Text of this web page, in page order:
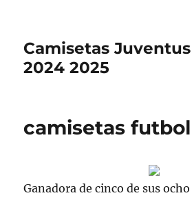
Camisetas
2024 2025
camisetas
Ganadora de cinco de sus